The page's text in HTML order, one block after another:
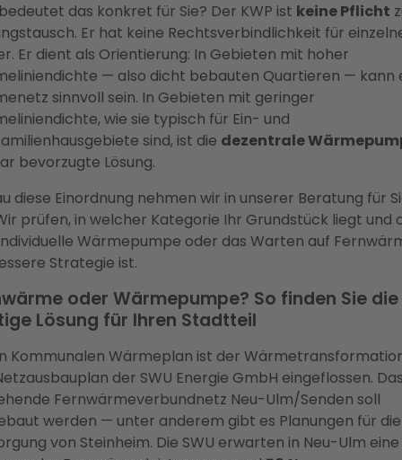
das konkret für Sie? Der KWP ist keine Pflicht
Er hat keine Rechtsverbindlichkeit für
Er dient als Orientierung: In Gebieten mit hoher
— also dicht bebauten Quartieren — kann
sinnvoll sein. In Gebieten mit geringer
wie sie typisch für Ein- und
sind, ist die dezentrale
bevorzugte Lösung.
diese Einordnung nehmen wir in unserer Beratung für
prüfen, in welcher Kategorie Ihr Grundstück liegt und
Wärmepumpe oder das Warten auf
Strategie ist.
oder Wärmepumpe? So finden Sie die
Lösung für Ihren Stadtteil
Kommunalen Wärmeplan ist der
der SWU Energie GmbH eingeflossen.
Fernwärmeverbundnetz Neu-Ulm/Senden soll
werden — unter anderem gibt es Planungen für die
von Steinheim. Die SWU erwarten in Neu-Ulm eine